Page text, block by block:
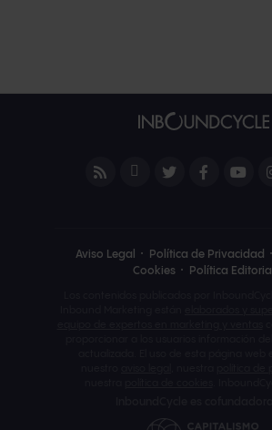
Aviso Legal Política de Privacidad
Cookies
Política Editorial